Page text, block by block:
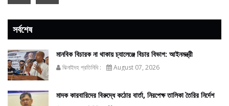
সর্বশেষ
মানবিক বিচারক না থাকায় চ্যালেঞ্জে বিচার বিভাগ: আইনমন্ত্রী
ঝিনাইদহ প্রতিনিধি : August 07, 2026
মাদক কারবারিদের বিরুদ্ধে কঠোর বার্তা, নিরপেক্ষ তালিকা তৈরির নির্দেশ